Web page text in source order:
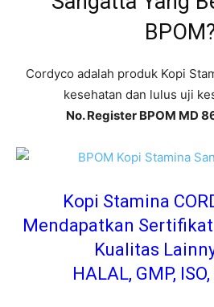
Cordyco adalah produk Kopi
kesehatan dan lulus uji
No. Register BPOM MD
Kopi Stamina
Mendapatkan Sertifikat
Kualitas
HALAL, GMP,